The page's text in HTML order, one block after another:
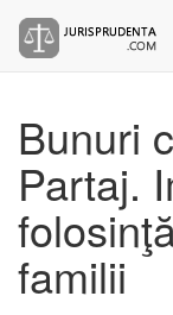
Bunuri
Partaj.
familii